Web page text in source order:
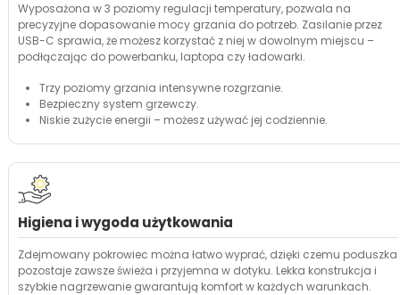
Wyposażona w 3 poziomy regulacji temperatury, pozwala na
precyzyjne dopasowanie mocy grzania do potrzeb. Zasilanie przez
USB-C sprawia, że możesz korzystać z niej w dowolnym miejscu –
podłączając do powerbanku, laptopa czy ładowarki.
Trzy poziomy grzania intensywne rozgrzanie.
Bezpieczny system grzewczy.
Niskie zużycie energii – możesz używać jej codziennie.
Higiena i wygoda użytkowania
Zdejmowany pokrowiec można łatwo wyprać, dzięki czemu poduszka
pozostaje zawsze świeża i przyjemna w dotyku. Lekka konstrukcja i
szybkie nagrzewanie gwarantują komfort w każdych warunkach.